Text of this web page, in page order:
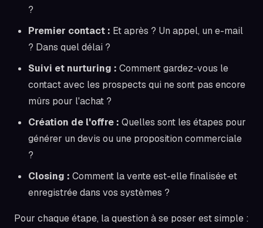
?
Premier contact : Et après ? Un appel, un e-mail
? Dans quel délai ?
Suivi et nurturing : Comment gardez-vous le
contact avec les prospects qui ne sont pas encore
mûrs pour l'achat ?
Création de l'offre : Quelles sont les étapes pour
générer un devis ou une proposition commerciale
?
Closing : Comment la vente est-elle finalisée et
enregistrée dans vos systèmes ?
Pour chaque étape, la question à se poser est simple :